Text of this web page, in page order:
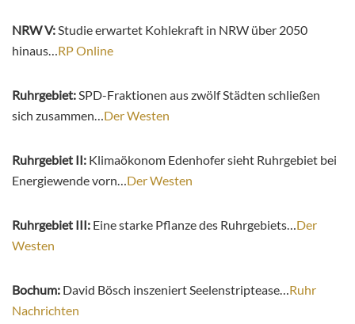
NRW V:Studie erwartet Kohlekraft in NRW über 2050
hinaus…RP Online
Ruhrgebiet:SPD-Fraktionen aus zwölf Städten schließen
sich zusammen…Der Westen
Ruhrgebiet II: Klimaökonom Edenhofer sieht Ruhrgebiet bei
Energiewende vorn…Der Westen
Ruhrgebiet III: Eine starke Pflanze des Ruhrgebiets…Der
Westen
Bochum: David Bösch inszeniert Seelenstriptease…Ruhr
Nachrichten